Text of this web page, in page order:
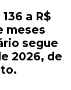
a R$
meses
segue
2026, de